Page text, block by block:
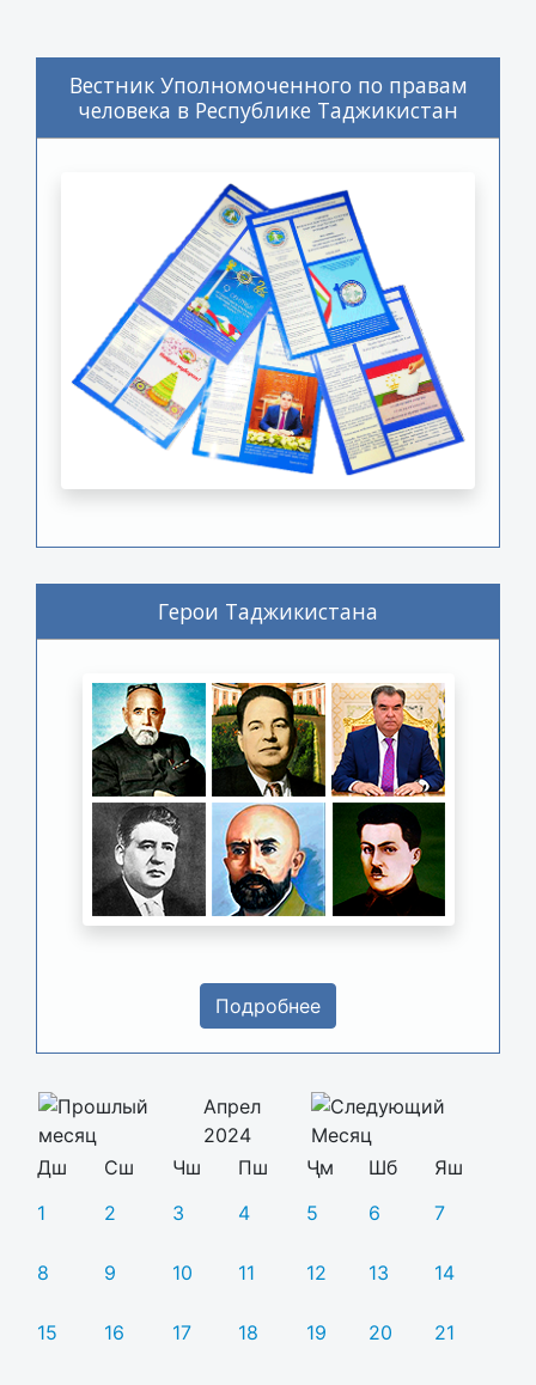
Вестник Уполномоченного по правам
человека в Республике Таджикистан
Герои Таджикистана
Подробнее
Апрел
2024
Дш
Сш Чш Пш Ҷм Шб
Яш
1
2 3 4 5 6 7
8 9 10 11 12 13 14
15 16 17 18 19 20 21